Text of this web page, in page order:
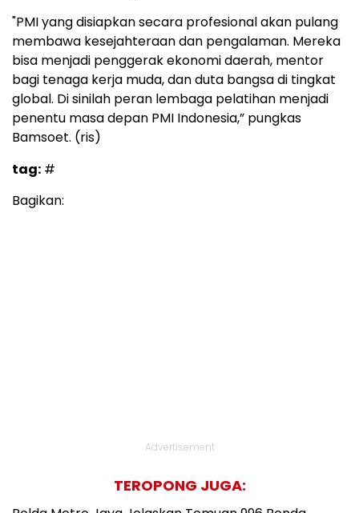
"PMI yang disiapkan secara profesional akan pulang
membawa kesejahteraan dan pengalaman. Mereka
bisa menjadi penggerak ekonomi daerah, mentor
bagi tenaga kerja muda, dan duta bangsa di tingkat
global. Di sinilah peran lembaga pelatihan menjadi
penentu masa depan PMI Indonesia,” pungkas
Bamsoet. (ris)
tag: #
Bagikan:
Advertisement
TEROPONG JUGA: